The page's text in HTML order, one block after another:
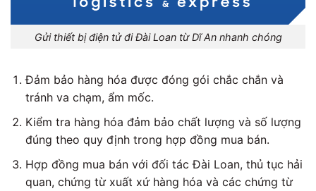
Gửi thiết bị điện tử đi Đài Loan từ Dĩ An nhanh chóng
Đảm bảo hàng hóa được đóng gói chắc chắn và
tránh va chạm, ẩm mốc.
Kiểm tra hàng hóa đảm bảo chất lượng và số lượng
đúng theo quy định trong hợp đồng mua bán.
Hợp đồng mua bán với đối tác Đài Loan, thủ tục hải
quan, chứng từ xuất xứ hàng hóa và các chứng từ